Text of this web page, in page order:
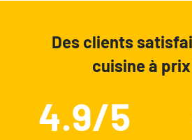
Des clients
cuisine à
4.9/5